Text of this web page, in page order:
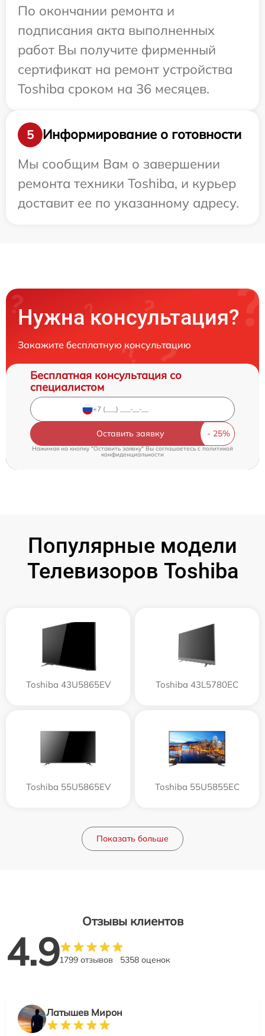
По окончании ремонта и
подписания акта выполненных
работ Вы получите фирменный
сертификат на ремонт устройства
Toshiba сроком на 36 месяцев.
5
Информирование о готовности
Мы сообщим Вам о завершении
ремонта техники Toshiba, и курьер
доставит ее по указанному адресу.
Нужна консультация?
Закажите бесплатную консультацию
Бесплатная консультация со
специалистом
Оставить заявку
Нажимая на кнопку "Оставить заявку" Вы соглашаетесь cполитикой
конфиденциальности
Популярные модели
Телевизоров Toshiba
Toshiba 43U5865EV Toshiba 43L5780EC
Toshiba 55U5865EV Toshiba 55U5855EC
Показать больше
Отзывы клиентов
4.91799 отзывов 5358 оценок
Латышев Мирон